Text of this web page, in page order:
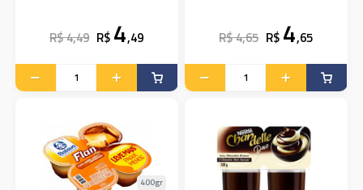
R$ 4,49 R$ 4,49 R$ 4,65 R$ 4,65
400gr